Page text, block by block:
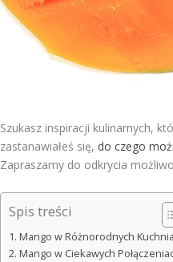
Szukasz inspiracji kulinarnych,
zastanawiałeś się, do czego
Zapraszamy do odkrycia
Spis treści
Mango w Różnorodnych
Mango w Ciekawych